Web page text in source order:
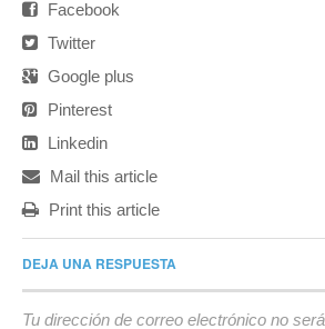
Facebook
Twitter
Google plus
Pinterest
Linkedin
Mail this article
Print this article
DEJA UNA RESPUESTA
Tu dirección de correo electrónico no